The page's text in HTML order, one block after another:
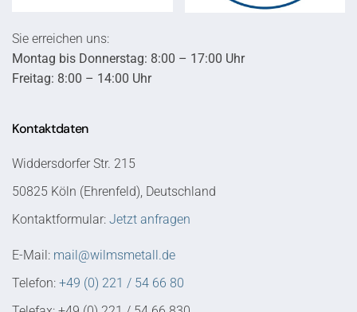
Sie erreichen uns:
Montag bis Donnerstag: 8:00 – 17:00 Uhr
Freitag: 8:00 – 14:00 Uhr
Kontaktdaten
Widdersdorfer Str. 215
50825 Köln (Ehrenfeld), Deutschland
Kontaktformular: Jetzt anfragen
E-Mail: mail@wilmsmetall.de
Telefon: +49 (0) 221 / 54 66 80